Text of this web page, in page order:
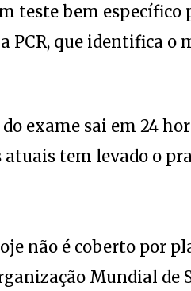
teste bem específico
PCR, que identifica o
exame sai em 24
tem levado o
não é coberto por
Mundial de